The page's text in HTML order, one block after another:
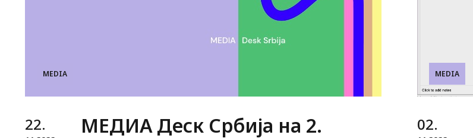
MEDIA
22.
МЕДИА Деск Србија на 2.
MEDIA
02.